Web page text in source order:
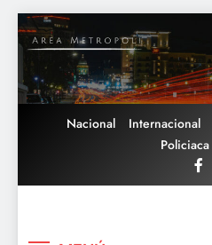
Saltar
al
contenido
Nacional Internacional
Policiaca